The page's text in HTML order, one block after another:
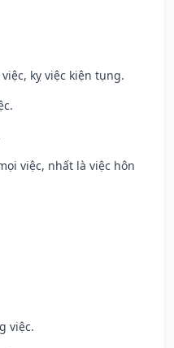
kỵ việc kiện tụng.
việc, nhất là việc hôn
việc.